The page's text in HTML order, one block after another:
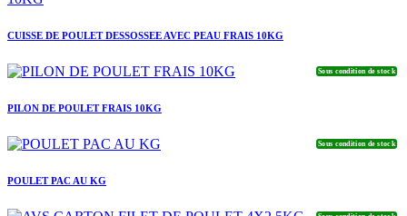
CUISSE DE POULET DESSOSSEE AVEC PEAU FRAIS 10KG
Sous condition de stock
PILON DE POULET FRAIS 10KG
Sous condition de stock
POULET PAC AU KG